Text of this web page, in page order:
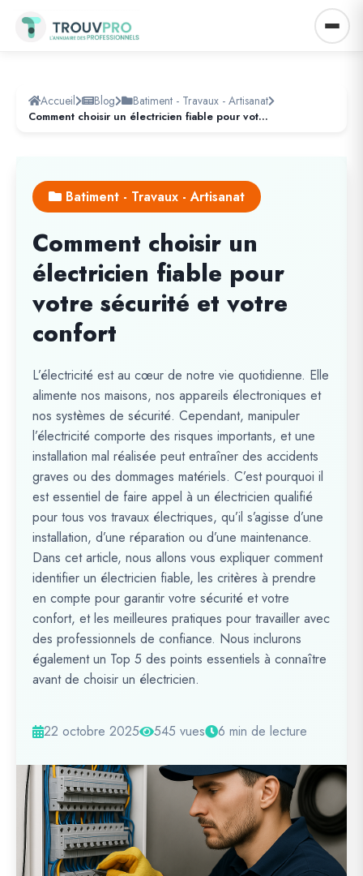
Accueil Blog Batiment - Travaux - Artisanat
Comment choisir un électricien fiable pour votre sécurité et votre confort
Batiment - Travaux - Artisanat
Comment choisir un
électricien fiable pour
votre sécurité et votre
confort
L’électricité est au cœur de notre vie quotidienne. Elle
alimente nos maisons, nos appareils électroniques et
nos systèmes de sécurité. Cependant, manipuler
l’électricité comporte des risques importants, et une
installation mal réalisée peut entraîner des accidents
graves ou des dommages matériels. C’est pourquoi il
est essentiel de faire appel à un électricien qualifié
pour tous vos travaux électriques, qu’il s’agisse d’une
installation, d’une réparation ou d’une maintenance.
Dans cet article, nous allons vous expliquer comment
identifier un électricien fiable, les critères à prendre
en compte pour garantir votre sécurité et votre
confort, et les meilleures pratiques pour travailler avec
des professionnels de confiance. Nous inclurons
également un Top 5 des points essentiels à connaître
avant de choisir un électricien.
22 octobre 2025 545 vues 6 min de lecture